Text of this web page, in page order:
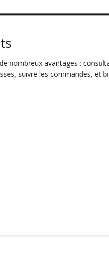
nombreux avantages :
suivre les commandes, et